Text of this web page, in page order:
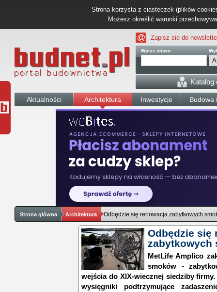
Strona korzysta z ciasteczek (plików
Możesz określić warunki
Zapisz się do
Wpisz słowo
Katalog
Aktualności Architektura Inwestycje Budowa
Strona główna Architektura Odbędzie się renowacja zabytkowych
Odbędzie się
zabytkowych
MetLife Amplico
smoków -
wejścia do XIX-wiecznej siedziby
wysięgniki podtrzymujące